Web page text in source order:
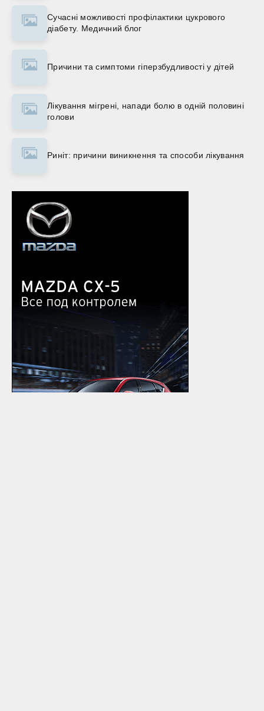
Сучасні можливості профілактики цукрового
діабету. Медичний блог
Причини та симптоми гіперзбудливості у дітей
Лікування мігрені, напади болю в одній половині
голови
Риніт: причини виникнення та способи лікування